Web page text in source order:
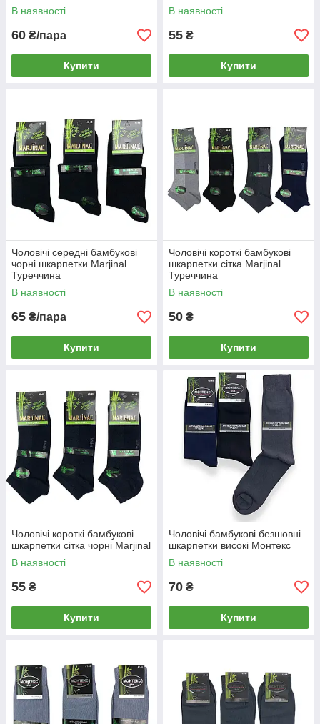
В наявності
60 ₴/пара
Купити
В наявності
55 ₴
Купити
Чоловічі середні бамбукові
чорні шкарпетки Marjinal
Туреччина
В наявності
65 ₴/пара
Купити
Чоловічі короткі бамбукові
шкарпетки сітка Marjinal
Туреччина
В наявності
50 ₴
Купити
Чоловічі короткі бамбукові
шкарпетки сітка чорні Marjinal
В наявності
55 ₴
Купити
Чоловічі бамбукові безшовні
шкарпетки високі Монтекс
В наявності
70 ₴
Купити